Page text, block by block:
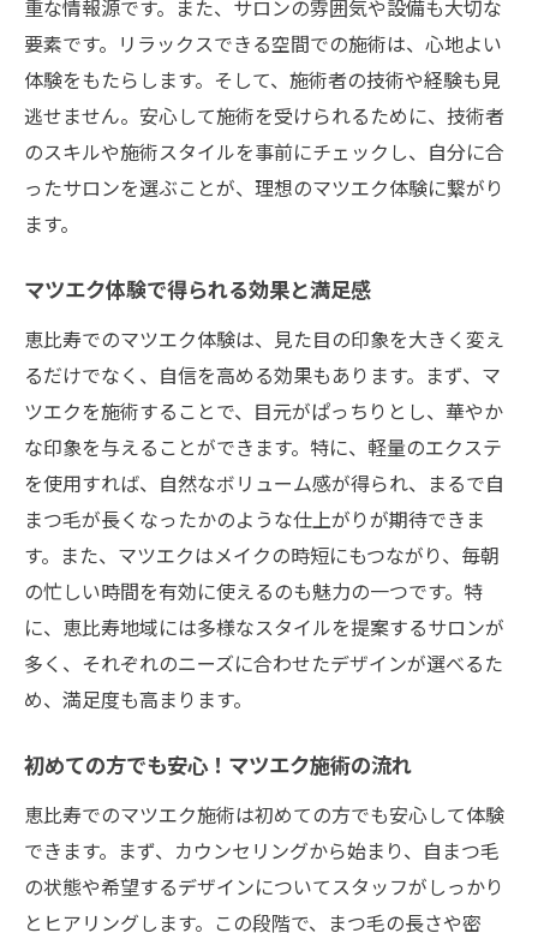
に
個性を大切にするマツエクデザインの流行
恵比寿で探す個性的なマツエクのトレンド
個性的なまつげデザインで自分らしさを表
現
ト
洗練された印象を与えるマツエクの技法
自然な仕上がりを追求するためのマツエク
選び
洗練されたマツエクでナチュラルな美しさ
を
自然に見えるマツエクデザインの選ぶコツ
プロの技術で叶える自然なマツエク
恵比寿で発見！あなたに合うマツエクスタイル
恵比寿で見つける自分に合うマツエクスタ
イル
あなたにぴったりのマツエクスタイルを選
ぶ方法
恵比寿で人気のマツエクスタイルとは
自分らしいマツエクスタイルを見つける
恵比寿でトライしたいマツエクスタイル
重な情報源です。また、サロンの雰囲気や設備も大切な
要素です。リラックスできる空間での施術は、心地よい
体験をもたらします。そして、施術者の技術や経験も見
逃せません。安心して施術を受けられるために、技術者
のスキルや施術スタイルを事前にチェックし、自分に合
ったサロンを選ぶことが、理想のマツエク体験に繋がり
ます。
マツエク体験で得られる効果と満足感
恵比寿でのマツエク体験は、見た目の印象を大きく変え
るだけでなく、自信を高める効果もあります。まず、マ
ツエクを施術することで、目元がぱっちりとし、華やか
な印象を与えることができます。特に、軽量のエクステ
を使用すれば、自然なボリューム感が得られ、まるで自
まつ毛が長くなったかのような仕上がりが期待できま
す。また、マツエクはメイクの時短にもつながり、毎朝
の忙しい時間を有効に使えるのも魅力の一つです。特
に、恵比寿地域には多様なスタイルを提案するサロンが
多く、それぞれのニーズに合わせたデザインが選べるた
め、満足度も高まります。
初めての方でも安心！マツエク施術の流れ
恵比寿でのマツエク施術は初めての方でも安心して体験
できます。まず、カウンセリングから始まり、自まつ毛
の状態や希望するデザインについてスタッフがしっかり
とヒアリングします。この段階で、まつ毛の長さや密